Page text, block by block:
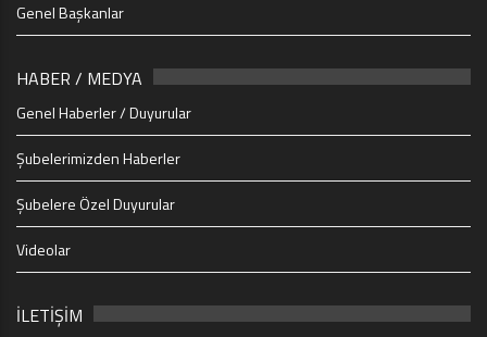
Genel Başkanlar
HABER / MEDYA
Genel Haberler / Duyurular
Şubelerimizden Haberler
Şubelere Özel Duyurular
Videolar
İLETİŞİM